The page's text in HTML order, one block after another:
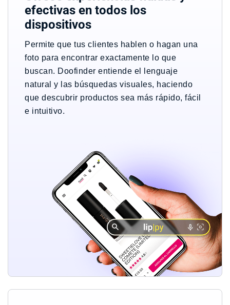
efectivas en todos los
dispositivos
Permite que tus clientes hablen o hagan una
foto para encontrar exactamente lo que
buscan. Doofinder entiende el lenguaje
natural y las búsquedas visuales, haciendo
que descubrir productos sea más rápido, fácil
e intuitivo.